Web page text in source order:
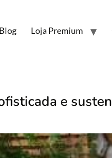
Blog Loja Premium
e